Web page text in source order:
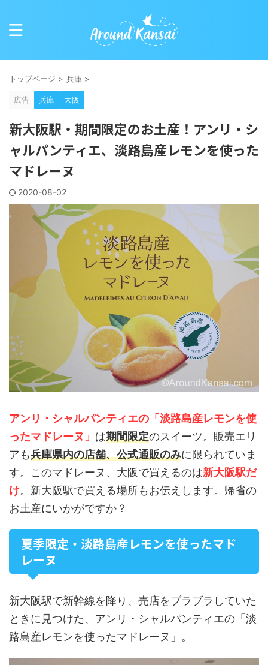
トップページ > 兵庫 >
広告 兵庫 大阪
新大阪駅・期間限定のお土産！アンリ・シ
ャルパンティエ、淡路島産レモンを使った
マドレーヌ
2020-08-02
アンリ・シャルパンティエの「淡路島産レモンを使
ったマドレーヌ」 は期間限定のスイーツ。販売エリ
アも兵庫県内の店舗、公式通販のみに限られていま
す。このマドレーヌ、大阪で買えるのは新大阪駅だ
け。新大阪駅で買える場所もお伝えします。帰省の
お土産にいかがですか？
夏季限定・淡路島産レモンを使ったマド
レーヌ
新大阪駅で新幹線を降り、売店をブラブラしていた
ときに見つけた、アンリ・シャルパンティエの「淡
路島産レモンを使ったマドレーヌ」。